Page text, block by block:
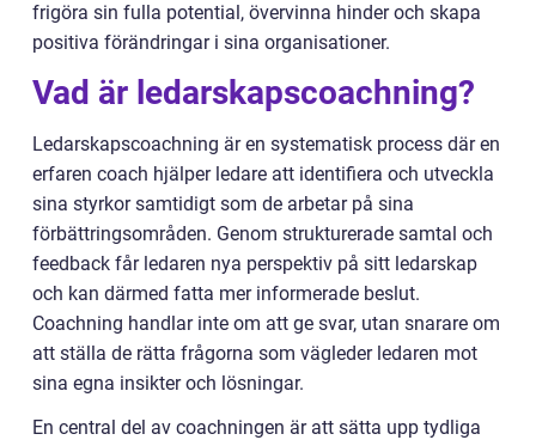
frigöra sin fulla potential, övervinna hinder och skapa
positiva förändringar i sina organisationer.
Vad är ledarskapscoachning?
Ledarskapscoachning är en systematisk process där en
erfaren coach hjälper ledare att identifiera och utveckla
sina styrkor samtidigt som de arbetar på sina
förbättringsområden. Genom strukturerade samtal och
feedback får ledaren nya perspektiv på sitt ledarskap
och kan därmed fatta mer informerade beslut.
Coachning handlar inte om att ge svar, utan snarare om
att ställa de rätta frågorna som vägleder ledaren mot
sina egna insikter och lösningar.
En central del av coachningen är att sätta upp tydliga